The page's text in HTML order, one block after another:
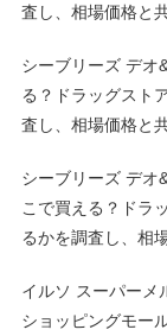
査し、相場価格と
シーブリーズ デオ
る？ドラッグスト
査し、相場価格と
シーブリーズ デオ
こで買える？ドラ
るかを調査し、相
イルソ スーパーメ
ショッピングモー